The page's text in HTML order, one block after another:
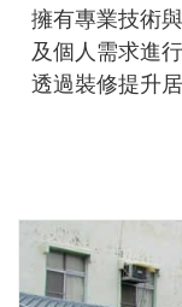
擁有專業技術
及個人需求進
透過裝修提升居